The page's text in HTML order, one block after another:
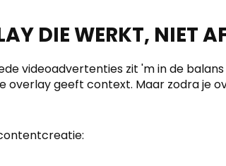
DIE WERKT, NIET
videoadvertenties zit 'm in de
overlay geeft context. Maar zodra je